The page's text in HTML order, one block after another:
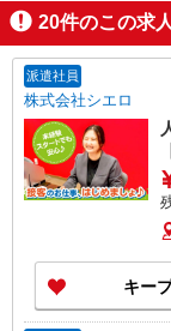
20件のこの求
派遣社員
株式会社シエロ
万
ィ
キー